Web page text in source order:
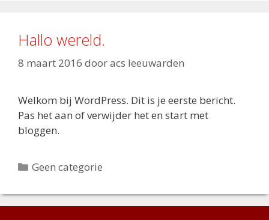
Hallo wereld.
8 maart 2016 dooracs leeuwarden
Welkom bij WordPress. Dit is je eerste bericht.
Pas het aan of verwijder het en start met
bloggen.
Categorieën
Geen categorie